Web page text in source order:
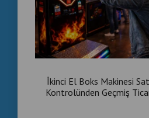
İkinci El Boks Makinesi
Kontrolünden Geçmiş